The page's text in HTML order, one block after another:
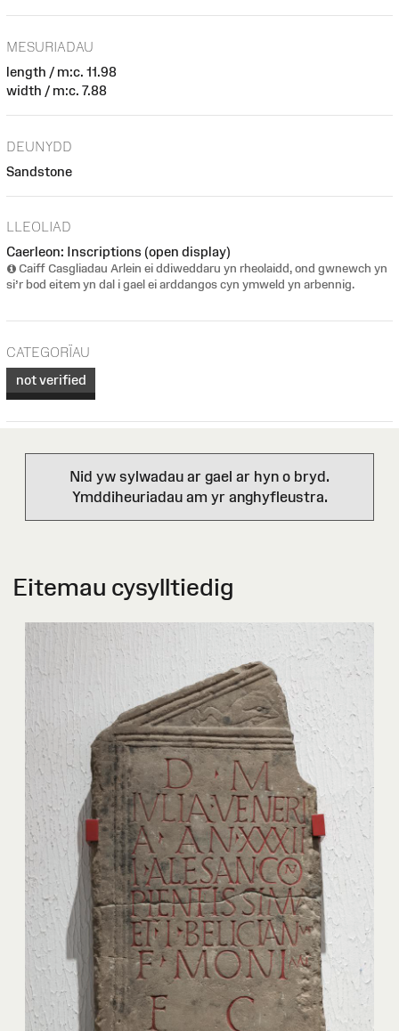
MESURIADAU
length / m:c. 11.98
width / m:c. 7.88
DEUNYDD
Sandstone
LLEOLIAD
Caerleon: Inscriptions (open display)
Caiff Casgliadau Arlein ei ddiweddaru yn rheolaidd, ond gwnewch yn
si’r bod eitem yn dal i gael ei arddangos cyn ymweld yn arbennig.
CATEGORÏAU
not verified
Nid yw sylwadau ar gael ar hyn o bryd.
Ymddiheuriadau am yr anghyfleustra.
Eitemau cysylltiedig